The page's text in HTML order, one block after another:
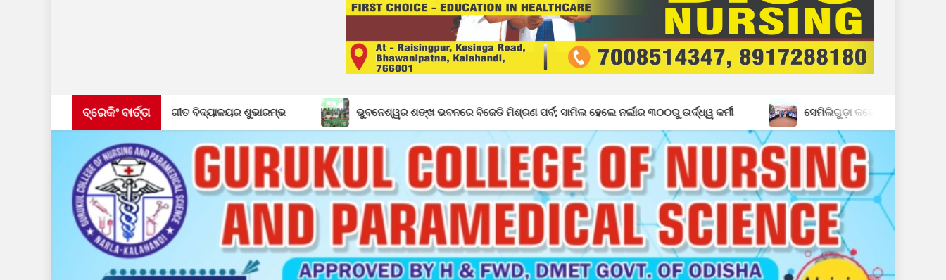
ବ୍ରେକିଂ ବାର୍ତ୍ତା
ଓ ସଙ୍ଗୀତ ବିଦ୍ୟାଳୟର ଶୁଭାରମ୍ଭ ଭୁବନେଶ୍ୱର ଶଙ୍ଖ ଭବନରେ ବିଜେଡି ମିଶ୍ରଣ ପର୍ବ; ସାମିଲ ହେଲେ ନର୍ଲାର ୩୦୦ରୁ ଉର୍ଦ୍ଧ୍ୱ କର୍ମୀ ସେମିଲିଗୁଡ଼ା କଲେଜର ୪୧ତମ ପ୍ରତିଷ୍ଠା ଦିବସ